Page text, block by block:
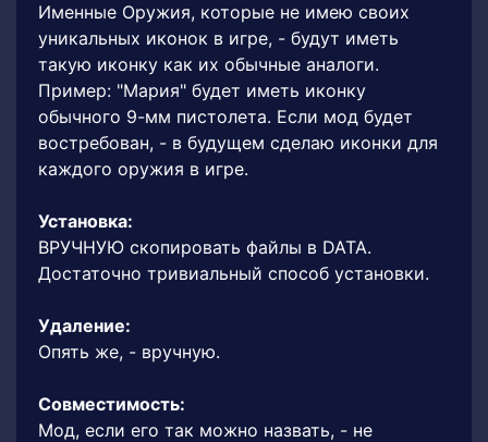
Именные Оружия, которые не имею своих
уникальных иконок в игре, - будут иметь
такую иконку как их обычные аналоги.
Пример: "Мария" будет иметь иконку
обычного 9-мм пистолета. Если мод будет
востребован, - в будущем сделаю иконки для
каждого оружия в игре.
Установка:
ВРУЧНУЮ скопировать файлы в DATA.
Достаточно тривиальный способ установки.
Удаление:
Опять же, - вручную.
Совместимость:
Мод, если его так можно назвать, - не